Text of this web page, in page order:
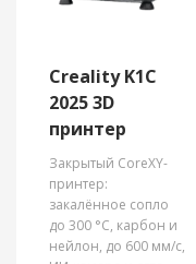
Creality K1C
2025 3D
принтер
Закрытый CoreXY-
принтер:
закалённое сопло
до 300 °C, карбон и
нейлон, до 600 мм/с,